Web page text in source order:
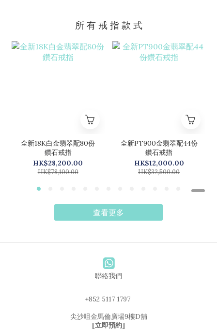
所 有 戒 指 款 式
全新18K白金翡翠配80份
鑽石戒指
HK$28,200.00
HK$78,100.00
全新PT900金翡翠配44份
鑽石戒指
HK$12,000.00
HK$32,500.00
查看更多
聯絡我們
+852 5117 1797
尖沙咀金馬倫廣場9樓D舖
[立即預約]